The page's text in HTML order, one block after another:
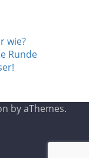
wie?
Runde
by aThemes.